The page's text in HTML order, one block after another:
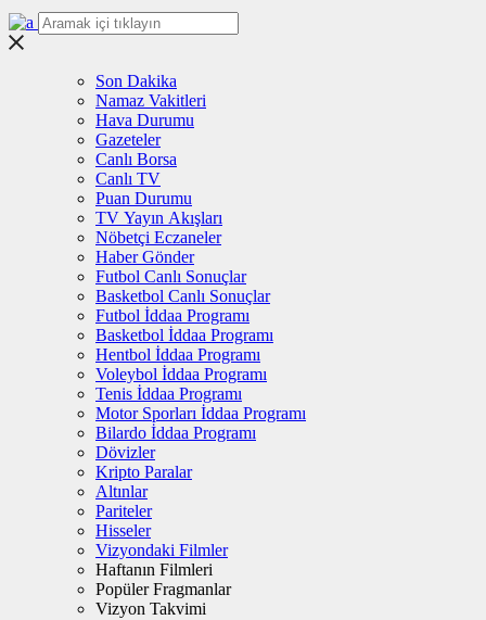
Son Dakika
Namaz Vakitleri
Hava Durumu
Gazeteler
Canlı Borsa
Canlı TV
Puan Durumu
TV Yayın Akışları
Nöbetçi Eczaneler
Haber Gönder
Futbol Canlı Sonuçlar
Basketbol Canlı Sonuçlar
Futbol İddaa Programı
Basketbol İddaa Programı
Hentbol İddaa Programı
Voleybol İddaa Programı
Tenis İddaa Programı
Motor Sporları İddaa Programı
Bilardo İddaa Programı
Dövizler
Kripto Paralar
Altınlar
Pariteler
Hisseler
Vizyondaki Filmler
Haftanın Filmleri
Popüler Fragmanlar
Vizyon Takvimi